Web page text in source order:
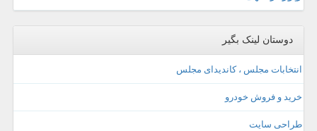
دوستان لینک بگیر
انتخابات مجلس ، کاندیدای مجلس
خرید و فروش خودرو
طراحی سایت